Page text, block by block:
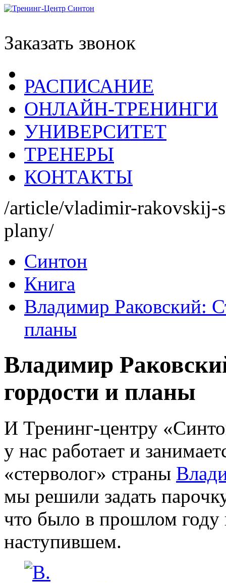
Заказать звонок
РАСПИСАНИЕ
ОНЛАЙН-ТРЕНИНГИ
УНИВЕРСИТЕТ
ТРЕНЕРЫ
КОНТАКТЫ
/article/vladimir-rakovskij-
plany/
Синтон
Книга
Владимир Раковский:
планы
Владимир
гордости и планы
И Тренинг-центру
у нас работает и
«стерволог» страны
мы решили задать
что было в прошлом году
наступившем.